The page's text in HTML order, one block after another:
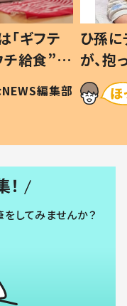
「ギフテ
給食”を
令和の親
NEWS編集部
ひ孫
が、
「涙が
い」
してみませんか？